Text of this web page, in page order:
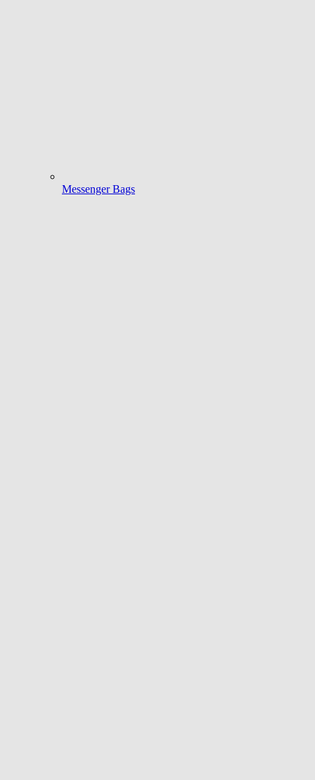
Messenger Bags